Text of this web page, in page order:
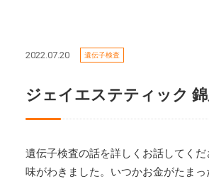
2022.07.20 遺伝子検査
ジェイエステティック
遺伝子検査の話を詳しくお話してく
味がわきました。いつかお金がたま